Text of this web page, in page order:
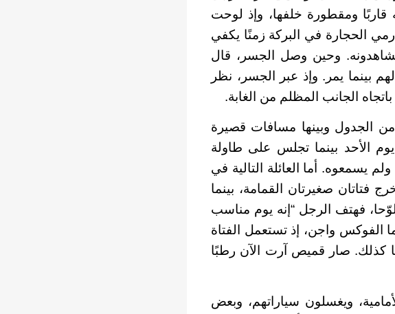
قاربًا ومقطورة خلفها، وإذ لوحت
الحجارة في البركة زمنًا يكفي
وحين وصل الجسر، قال
بينما يمر. وإذ عبر الجسر، نظر
الجانب المظلم من الغابة.
الجدول وبينها مسافات قصيرة
يوم الأحد بينما تجلس على طاولة
يسمعوه. أما العائلة التالية في
فتاتان صغيرتان القمامة، بينما
فهتف الرجل “إنه يوم مناسب
الفوكس واجن، إذ تستعمل الفتاة
كذلك. صار قميص آرت الآن رطبًا
ويغسلون سياراتهم، وبعض